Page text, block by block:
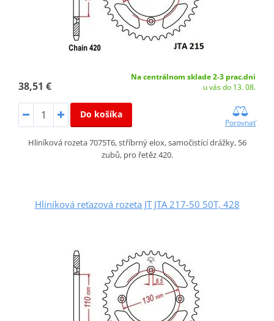
38,51 €
Na centrálnom sklade 2-3 prac.dni
u vás do 13. 08.
Do košíka
Porovnať
Hliníková rozeta 7075T6, stříbrný elox, samočistící drážky, 56
zubů, pro řetěz 420.
Hliníková reťazová rozeta JT JTA 217-50 50T, 428